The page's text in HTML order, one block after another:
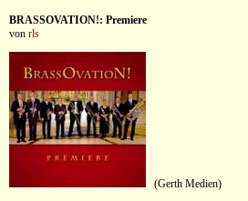
BRASSOVATION!: Premiere
von rls
(Gerth Medien)